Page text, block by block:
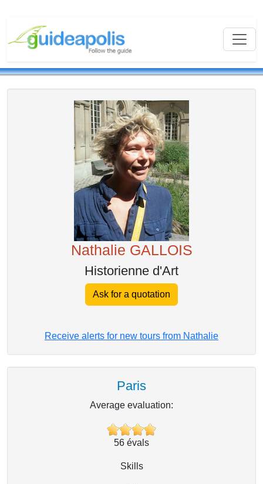
Nathalie GALLOIS
Historienne d'Art
Ask for a quotation
Receive alerts for new tours from Nathalie
Paris
Average evaluation:
56 évals
Skills